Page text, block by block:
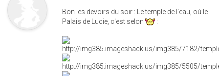
Bon les devoirs du soir : Le temple de l'eau, où le
Palais de Lucie, c'est selon
: